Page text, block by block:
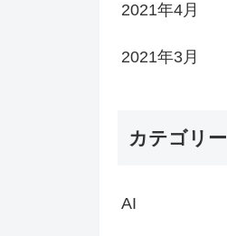
2021年4月
2021年3月
カテゴリー
AI